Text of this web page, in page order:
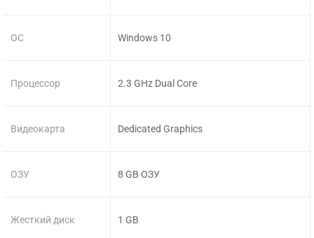
ОС
Процессор
Видеокарта
ОЗУ
Жесткий диск
Windows 10
2.3 GHz Dual Core
Dedicated Graphics
8 GB ОЗУ
1 GB